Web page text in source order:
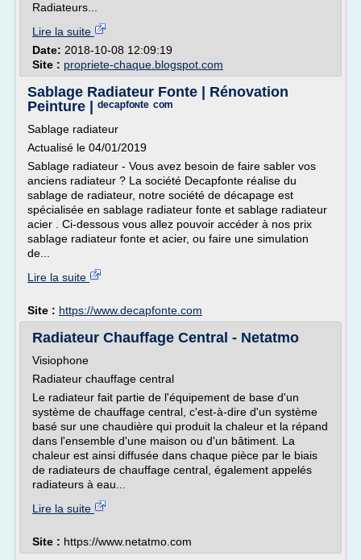
Radiateurs...
Lire la suite
Date: 2018-10-08 12:09:19
Site : propriete-chaque.blogspot.com
Sablage Radiateur Fonte | Rénovation
Peinture | ᵈᵉᶜᵃᵖᶠᵒᶰᵗᵉ ᶜᵒᵐ
Sablage radiateur
Actualisé le 04/01/2019
Sablage radiateur - Vous avez besoin de faire sabler vos
anciens radiateur ? La société Decapfonte réalise du
sablage de radiateur, notre société de décapage est
spécialisée en sablage radiateur fonte et sablage radiateur
acier . Ci-dessous vous allez pouvoir accéder à nos prix
sablage radiateur fonte et acier, ou faire une simulation
de...
Lire la suite
Site : https://www.decapfonte.com
Radiateur Chauffage Central - Netatmo
Visiophone
Radiateur chauffage central
Le radiateur fait partie de l'équipement de base d'un
système de chauffage central, c'est-à-dire d'un système
basé sur une chaudière qui produit la chaleur et la répand
dans l'ensemble d'une maison ou d'un bâtiment. La
chaleur est ainsi diffusée dans chaque pièce par le biais
de radiateurs de chauffage central, également appelés
radiateurs à eau...
Lire la suite
Site : https://www.netatmo.com